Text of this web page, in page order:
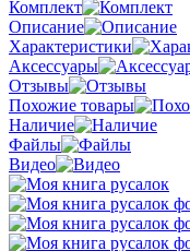
Комплект
Описание
Характеристики
Аксессуары
Отзывы
Похожие товары
Наличие
Файлы
Видео